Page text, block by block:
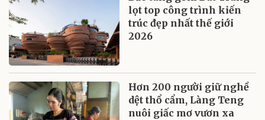
lọt top công trình kiến
trúc đẹp nhất thế giới
2026
Hơn 200 người giữ nghề
dệt thổ cẩm, Làng Teng
nuôi giấc mơ vươn xa